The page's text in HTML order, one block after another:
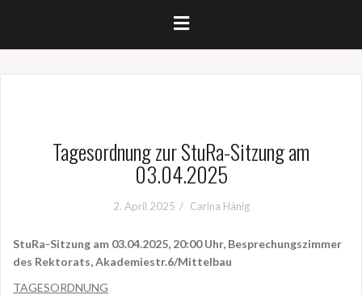
Tagesordnung zur StuRa-Sitzung am
03.04.2025
2. April 2025 Carina Hänig
StuRa-Sitzung am 03.04.2025, 20:00 Uhr, Besprechungszimmer
des Rektorats, Akademiestr.6/Mittelbau
TAGESORDNUNG